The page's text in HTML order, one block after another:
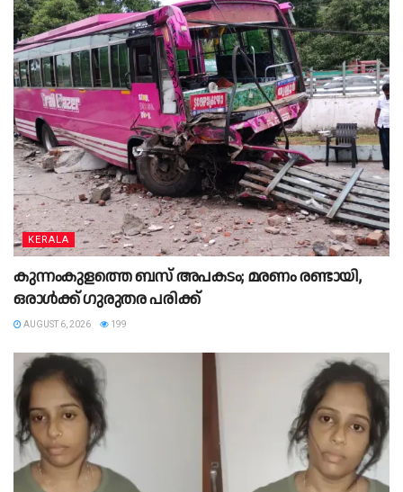
KERALA
കുന്നംകുളത്തെ ബസ് അപകടം; മരണം രണ്ടായി,
ഒരാള്‍ക്ക് ഗുരുതര പരിക്ക്
AUGUST 6, 2026 199